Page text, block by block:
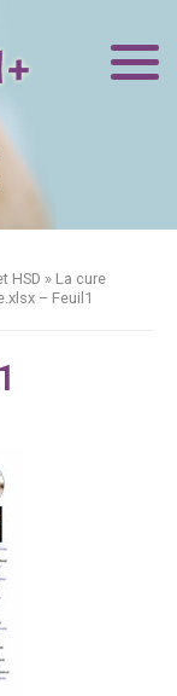
HSD » La cure
– Feuil1